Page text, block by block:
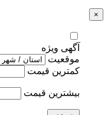
×
آگهی ویژه
موقعیت
کمترین قیمت
بیشترین قیمت